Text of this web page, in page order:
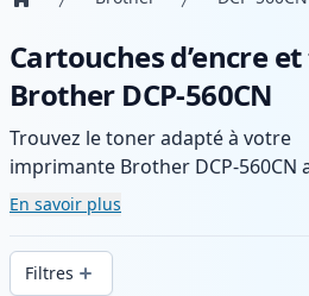
Cartouches d’encre
Brother DCP-560CN
Trouvez le toner adapté à votre
imprimante Brother DCP-560CN
notre gamme de cartouches
et haute capacité. Profitez d’une
d’impression constante et d’une
rapide depuis un stock local en .
En savoir plus
Filtres